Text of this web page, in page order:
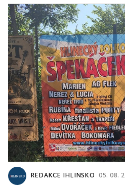
REDAKCE IHLINSKO 05. 08.